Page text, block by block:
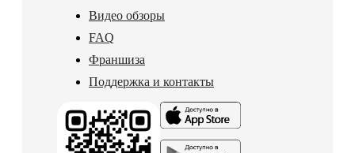
Видео обзоры
FAQ
Франшиза
Поддержка и контакты